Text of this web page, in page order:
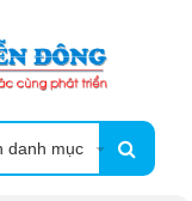
danh mục